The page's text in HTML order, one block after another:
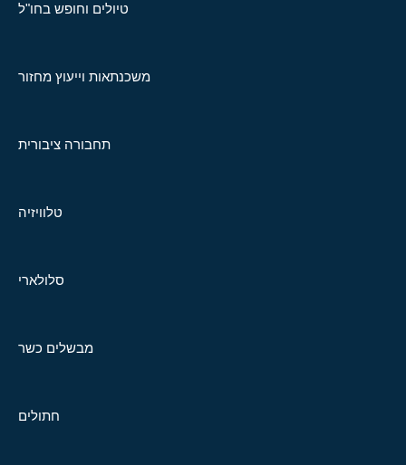
טיולים וחופש בחו"ל
משכנתאות וייעוץ מחזור
תחבורה ציבורית
טלוויזיה
סלולארי
מבשלים כשר
חתולים